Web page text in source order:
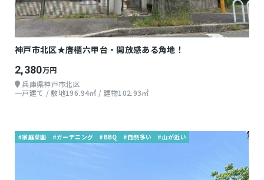
神戸市北区★唐櫃六甲台・開放感ある角地！
2,380万円
兵庫県神戸市北区
一戸建て / 敷地196.94㎡ / 建物102.93㎡
#家庭菜園 #ガーデニング #BBQ #自然多い #山が近い